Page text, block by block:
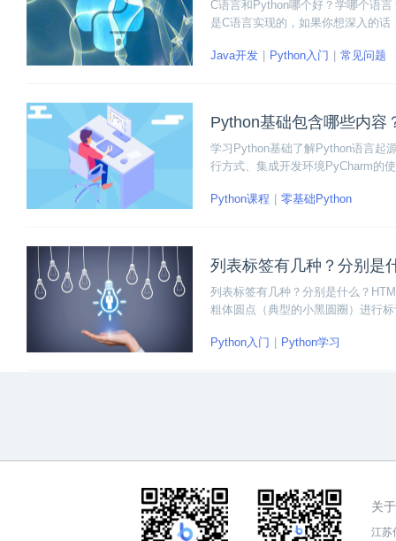
C语言和Python哪个好？学哪个语
是C语言实现的，如果你想深入的
Java开发
Python入门 常见问题
Python基础包含哪些内容
学习Python基础了解Python语言起
行方式、集成开发环境PyCharm的
Python课程 零基础Python
列表标签有几种？分别是
列表标签有几种？分别是什么？
粗体圆点（典型的小黑圆圈）进行
Python入门 Python学习
关
江苏